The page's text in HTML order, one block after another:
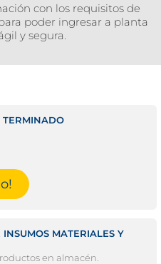
con los requisitos de
poder ingresar a planta
y segura.
TERMINADO
MATERIALES Y
en almacén.